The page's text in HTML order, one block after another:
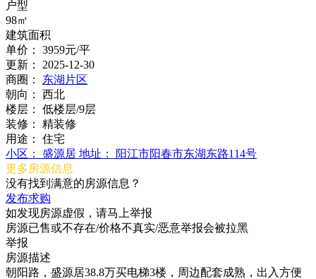
户型
98㎡
建筑面积
单价：
3959元/平
更新：
2025-12-30
商圈：
东湖片区
朝向：
西北
楼层：
低楼层/9层
装修：
精装修
用途：
住宅
小区：
盛源居 地址：
阳江市阳春市东湖东路114号
更多房源信息
没有找到满意的房源信息？
发布求购
如发现房源虚假，请马上举报
房源已售或不存在/价格不真实/恶意举报会被拉黑
举报
房源描述
朝阳路，盛源居38.8万买电梯3楼，周边配套成熟，出入方便